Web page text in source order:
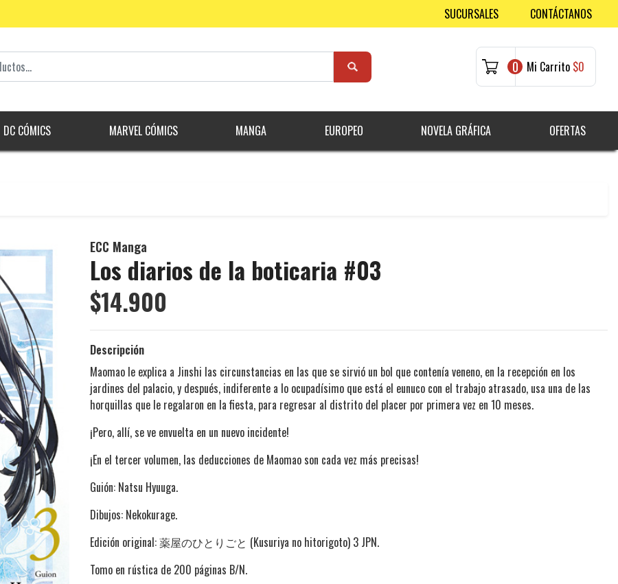
SUCURSALES CONTÁCTANOS
0 Mi Carrito $0
DC CÓMICS MARVEL CÓMICS MANGA EUROPEO NOVELA GRÁFICA OFERTAS
ECC Manga
Los diarios de la boticaria #03
$14.900
Descripción
Maomao le explica a Jinshi las circunstancias en las que se sirvió un bol que contenía veneno, en la recepción en los
jardines del palacio, y después, indiferente a lo ocupadísimo que está el eunuco con el trabajo atrasado, usa una de las
horquillas que le regalaron en la fiesta, para regresar al distrito del placer por primera vez en 10 meses.
¡Pero, allí, se ve envuelta en un nuevo incidente!
¡En el tercer volumen, las deducciones de Maomao son cada vez más precisas!
Guión: Natsu Hyuuga.
Dibujos: Nekokurage.
Edición original: 薬屋のひとりごと (Kusuriya no hitorigoto) 3 JPN.
Tomo en rústica de 200 páginas B/N.